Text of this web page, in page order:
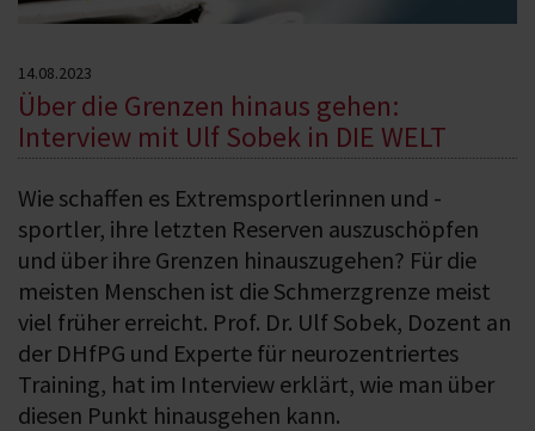
14.08.2023
Über die Grenzen hinaus gehen:
Interview mit Ulf Sobek in DIE WELT
Wie schaffen es Extremsportlerinnen und -
sportler, ihre letzten Reserven auszuschöpfen
und über ihre Grenzen hinauszugehen? Für die
meisten Menschen ist die Schmerzgrenze meist
viel früher erreicht. Prof. Dr. Ulf Sobek, Dozent an
der DHfPG und Experte für neurozentriertes
Training, hat im Interview erklärt, wie man über
diesen Punkt hinausgehen kann.